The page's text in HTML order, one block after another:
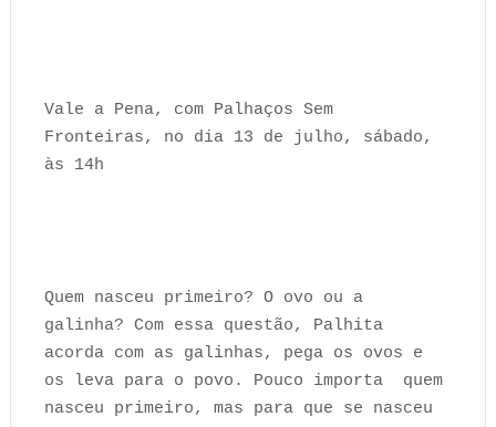
Vale a Pena, com Palhaços Sem
Fronteiras, no dia 13 de julho, sábado,
às 14h
Quem nasceu primeiro? O ovo ou a
galinha? Com essa questão, Palhita
acorda com as galinhas, pega os ovos e
os leva para o povo. Pouco importa quem
nasceu primeiro, mas para que se nasceu